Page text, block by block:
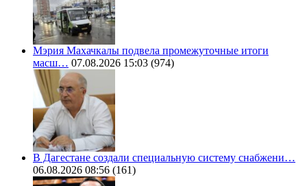
Мэрия Махачкалы подвела промежуточные итоги
масш… 07.08.2026 15:03 (974)
В Дагестане создали специальную систему снабжени…
06.08.2026 08:56 (161)